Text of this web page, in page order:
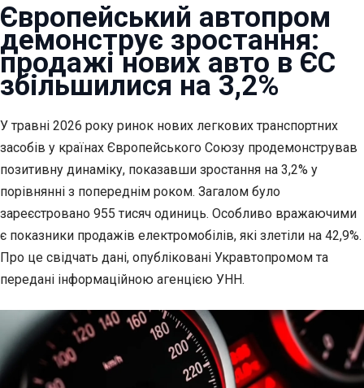
Європейський автопром
демонструє зростання:
продажі нових авто в ЄС
збільшилися на 3,2%
У травні 2026 року ринок нових легкових транспортних
засобів у країнах Європейського Союзу продемонстрував
позитивну динаміку, показавши зростання на 3,2% у
порівнянні з попереднім роком. Загалом було
зареєстровано 955 тисяч одиниць. Особливо вражаючими
є показники продажів електромобілів, які злетіли на 42,9%.
Про це свідчать дані, опубліковані Укравтопромом та
передані інформаційною агенцією УНН.